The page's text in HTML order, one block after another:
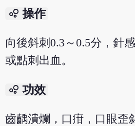
bubble_chart 操作
向後斜刺0.3～0.5分，針
或點刺出血。
bubble_chart 功效
齒齲潰爛，口疳，口眼歪